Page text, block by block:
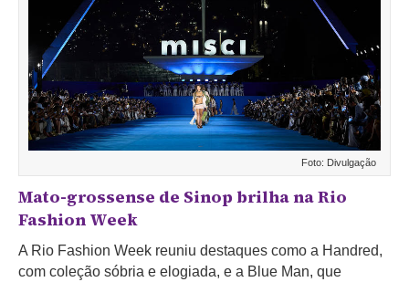
Foto: Divulgação
Mato-grossense de Sinop brilha na Rio
Fashion Week
A Rio Fashion Week reuniu destaques como a Handred,
com coleção sóbria e elogiada, e a Blue Man, que